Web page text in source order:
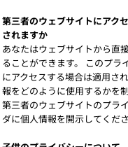
第三者のウェブサイトにアク
されますか
あなたはウェブサイトから直
ることができます。 このプラ
にアクセスする場合は適用さ
報をどのように使用するかを
第三者のウェブサイトのプラ
ダに個人情報を開示してくださ